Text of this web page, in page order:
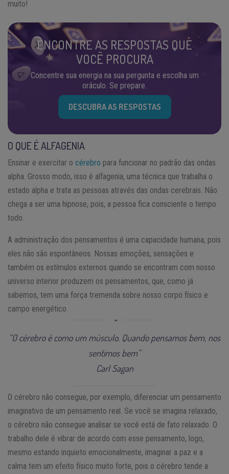
muito!
ENCONTRE AS RESPOSTAS QUE
VOCÊ PROCURA
Concentre sua energia na sua pergunta e escolha um
oráculo. Se prepare.
DESCUBRA AS RESPOSTAS
O QUE É ALFAGENIA
Ensinar e exercitar o cérebro para funcionar no padrão das ondas
alpha. Grosso modo, isso é alfagenia, uma técnica que trabalha o
estado alpha e trata as pessoas através das ondas cerebrais. Não
chega a ser uma hipnose, pois, a pessoa fica consciente o tempo
todo.
A administração dos pensamentos é uma capacidade humana, pois
eles não são espontâneos. Nossas emoções, sensações e
também os estímulos externos quando se encontram com nosso
universo interior produzem os pensamentos, que, como já
sabemos, tem uma força tremenda sobre nosso corpo físico e
campo energético.
“O cérebro é como um músculo. Quando pensamos bem, nos
sentimos bem”
Carl Sagan
O cérebro não consegue, por exemplo, diferenciar um pensamento
imaginativo de um pensamento real. Se você se imagina relaxado,
o cérebro não consegue analisar se você está de fato relaxado. O
trabalho dele é vibrar de acordo com esse pensamento, logo,
mesmo estando inquieto emocionalmente, imaginar a paz e a
calma tem um efeito físico muito forte, pois o cérebro tende a